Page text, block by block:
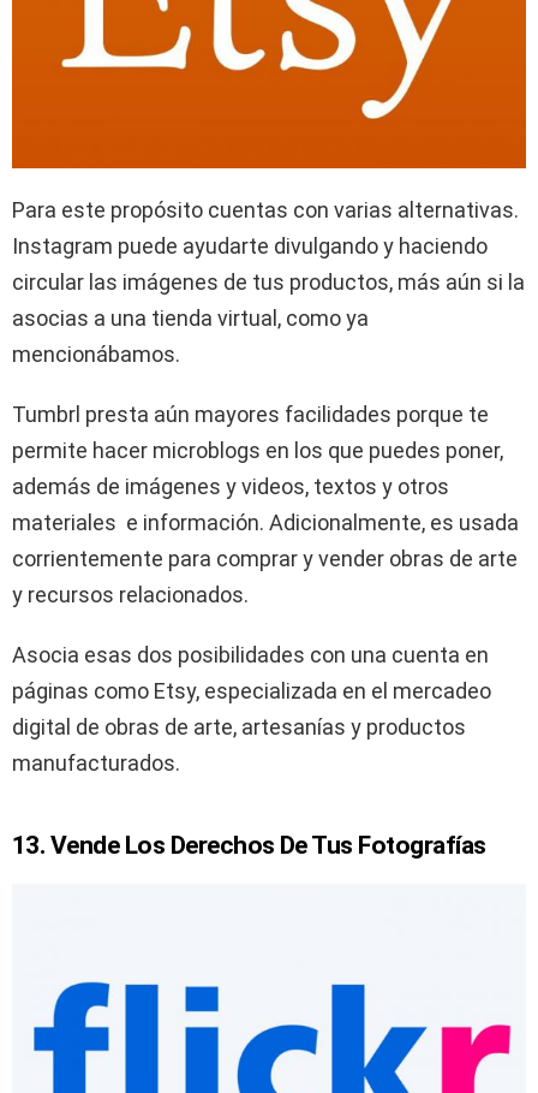
Para este propósito cuentas con varias alternativas.
Instagram puede ayudarte divulgando y haciendo
circular las imágenes de tus productos, más aún si la
asocias a una tienda virtual, como ya
mencionábamos.
Tumbrl presta aún mayores facilidades porque te
permite hacer microblogs en los que puedes poner,
además de imágenes y videos, textos y otros
materiales e información. Adicionalmente, es usada
corrientemente para comprar y vender obras de arte
y recursos relacionados.
Asocia esas dos posibilidades con una cuenta en
páginas como Etsy, especializada en el mercadeo
digital de obras de arte, artesanías y productos
manufacturados.
13. Vende Los Derechos De Tus Fotografías